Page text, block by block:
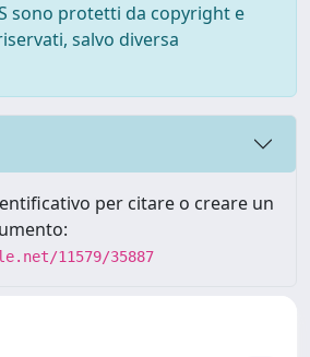
sono protetti da copyright e
salvo diversa
per citare o creare un
11579/35887